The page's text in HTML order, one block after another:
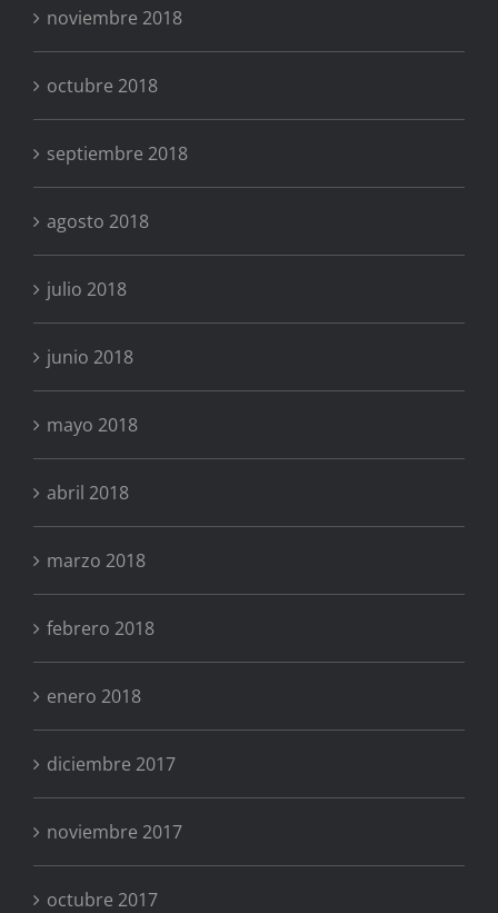
noviembre 2018
octubre 2018
septiembre 2018
agosto 2018
julio 2018
junio 2018
mayo 2018
abril 2018
marzo 2018
febrero 2018
enero 2018
diciembre 2017
noviembre 2017
octubre 2017